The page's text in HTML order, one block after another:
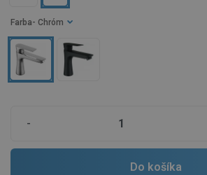
Farba - Chróm
-
Do košíka